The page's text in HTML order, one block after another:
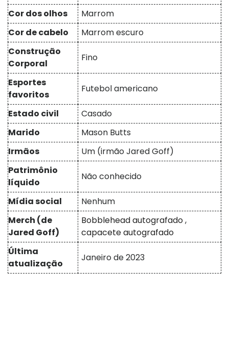
Cor dos olhos
Marrom
Cor de cabelo
Marrom escuro
Construção
Corporal
Fino
Esportes
favoritos
Futebol americano
Estado civil
Casado
Marido
Mason Butts
Irmãos
Um (irmão Jared Goff)
Patrimônio
líquido
Não conhecido
Mídia social
Nenhum
Merch (de
Jared Goff)
Bobblehead autografado,
capacete autografado
Última
atualização
Janeiro de 2023